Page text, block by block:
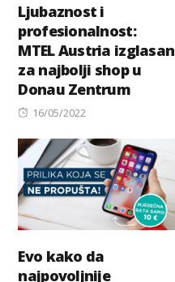
Ljubaznost i
profesionalnost:
MTEL Austria izglasan
za najbolji shop u
Donau Zentrum
Posted
16/05/2022
Evo kako da
najpovoljnije